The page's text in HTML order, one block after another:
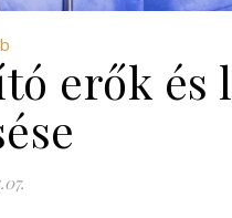
erők és